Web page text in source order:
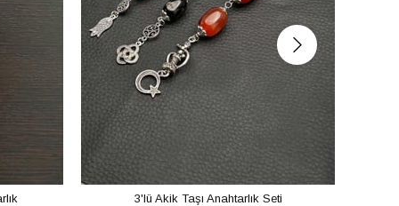
3'lü Akik Taşı Anahtarlık Seti